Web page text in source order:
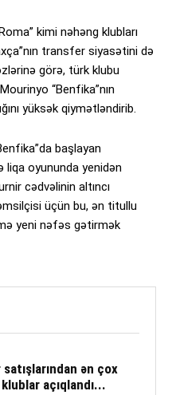
kimi nəhəng klubları
transfer siyasətini də
görə, türk klubu
“Benfika”nın
yüksək qiymətləndirib.
başlayan
liqa oyununda yenidən
cədvəlinin altıncı
üçün bu, ən titullu
yeni nəfəs gətirmək
ən çox
açıqlandı...